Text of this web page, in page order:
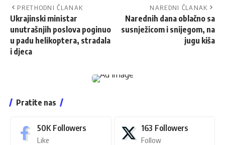
PRETHODNI ČLANAK
Ukrajinski ministar
unutrašnjih poslova poginuo
u padu helikoptera, stradala
i djeca
NAREDNI ČLANAK
Narednih dana oblačno sa
susnježicom i snijegom, na
jugu kiša
Pratite nas
50K Followers
Like
163 Followers
Follow